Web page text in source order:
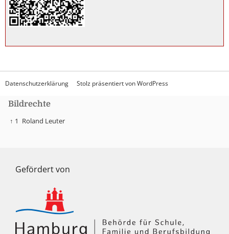
Datenschutzerklärung Stolz präsentiert von WordPress
Bildrechte
↑ 1 Roland Leuter
Gefördert von